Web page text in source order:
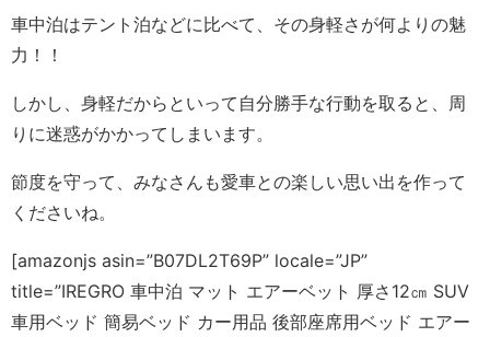
車中泊はテント泊などに比べて、その身軽さが何よりの魅
力！！
しかし、身軽だからといって自分勝手な行動を取ると、周
りに迷惑がかかってしまいます。
節度を守って、みなさんも愛車との楽しい思い出を作って
くださいね。
[amazonjs asin=”B07DL2T69P” locale=”JP”
title=”IREGRO 車中泊 マット エアーベット 厚さ12㎝ SUV
車用ベッド 簡易ベッド カー用品 後部座席用ベッド エアー